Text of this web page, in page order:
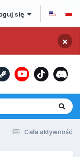
się
×
Cała aktywność